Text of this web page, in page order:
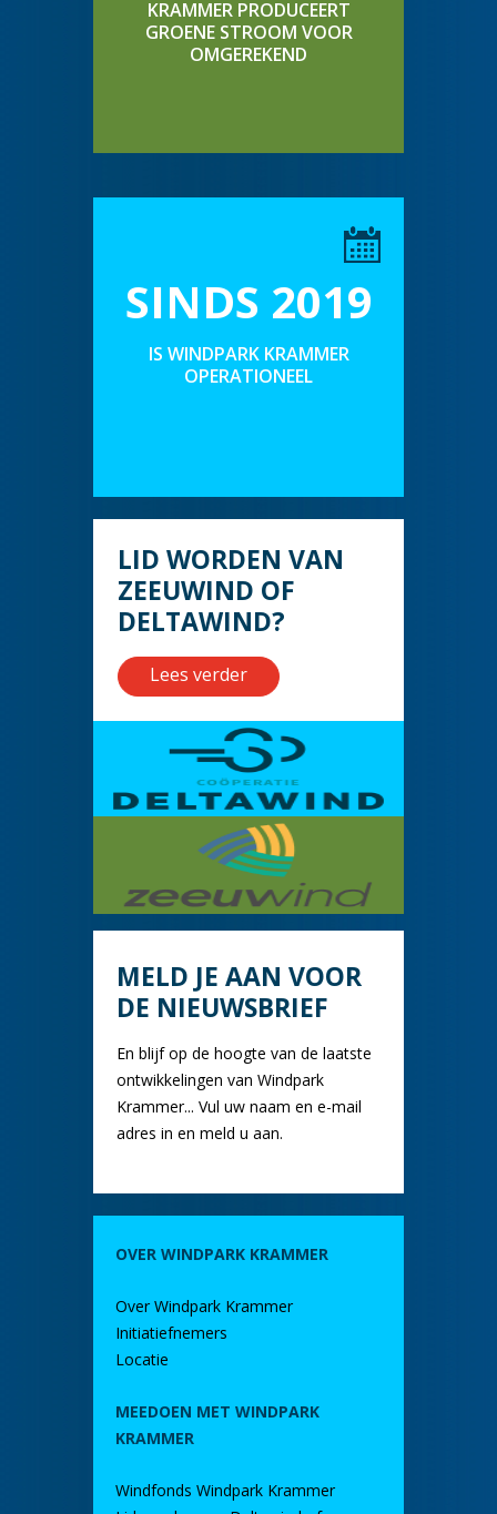
KRAMMER PRODUCEERT
GROENE STROOM VOOR
OMGEREKEND
SINDS 2019
IS WINDPARK KRAMMER
OPERATIONEEL
LID WORDEN VAN
ZEEUWIND OF
DELTAWIND?
Lees verder
MELD JE AAN VOOR
DE NIEUWSBRIEF
En blijf op de hoogte van de laatste
ontwikkelingen van Windpark
Krammer... Vul uw naam en e-mail
adres in en meld u aan.
OVER WINDPARK KRAMMER
Over Windpark Krammer
Initiatiefnemers
Locatie
MEEDOEN MET WINDPARK
KRAMMER
Windfonds Windpark Krammer